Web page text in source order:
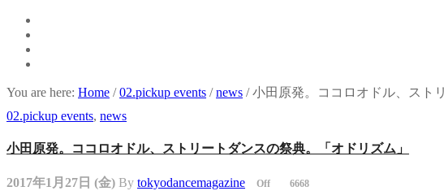
You are here: Home /02.pickup events /news /小田原発。ココロオドル、スト
02.pickup events, news
小田原発。ココロオドル、ストリートダンスの祭典。「オドリズム」
2017年1月27日 (金) By tokyodancemagazine Off 6668